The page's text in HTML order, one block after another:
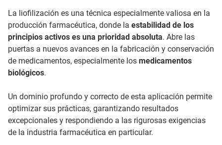
La liofilización es una técnica especialmente valiosa en la
producción farmacéutica, donde la estabilidad de los
principios activos es una prioridad absoluta. Abre las
puertas a nuevos avances en la fabricación y conservación
de medicamentos, especialmente los medicamentos
biológicos.
Un dominio profundo y correcto de esta aplicación permite
optimizar sus prácticas, garantizando resultados
excepcionales y respondiendo a las rigurosas exigencias
de la industria farmacéutica en particular.